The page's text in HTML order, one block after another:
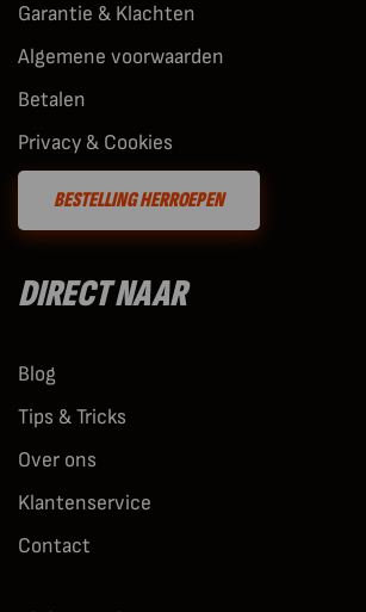
Garantie & Klachten
Algemene voorwaarden
Betalen
Privacy & Cookies
BESTELLING HERROEPEN
DIRECT NAAR
Blog
Tips & Tricks
Over ons
Klantenservice
Contact